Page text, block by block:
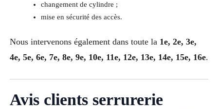
changement de cylindre ;
mise en sécurité des accès.
Nous intervenons également dans toute la 1e, 2e, 3e,
4e, 5e, 6e, 7e, 8e, 9e, 10e, 11e, 12e, 13e, 14e, 15e, 16e.
Avis clients serrurerie